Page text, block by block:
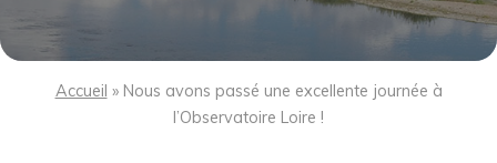
Accueil » Nous avons passé une excellente journée à
l’Observatoire Loire !